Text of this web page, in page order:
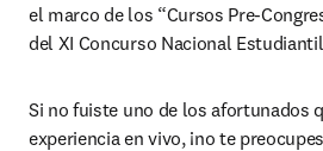
el marco de los “Cursos Pre-
del XI Concurso Nacional
Si no fuiste uno de los afortunados
experiencia en vivo, ¡no te